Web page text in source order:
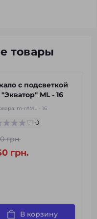
товары
с подсветкой
"Экватор" ML - 16
m-r#ML - 16
0
грн.
грн.
В корзину